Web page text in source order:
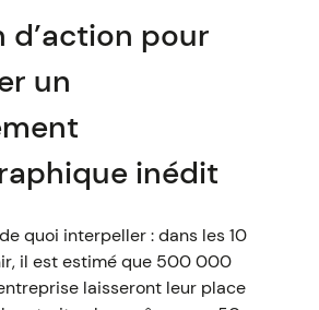
d’action pour
un
inédit
quoi interpeller : dans les 10
il est estimé que 500 000
laisseront leur place